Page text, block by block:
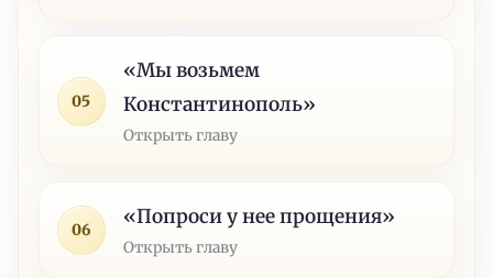
05
«Мы возьмем
Константинополь»
Открыть главу
06
«Попроси у нее прощения»
Открыть главу